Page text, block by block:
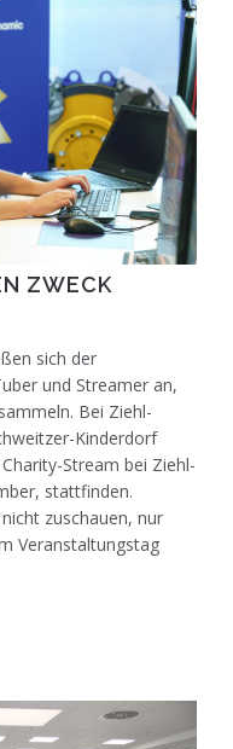
ZWECK
sich der
und Streamer an,
Bei Ziehl-
Kinderdorf
Stream bei Ziehl-
stattfinden.
zuschauen, nur
Veranstaltungstag